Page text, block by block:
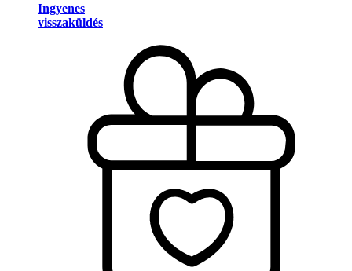
Ingyenes
visszaküldés